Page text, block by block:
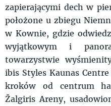
zapierającymi dech w
położone u zbiegu
w Kownie, gdzie
wyjątkowym i
towarzystwie
ibis Styles Kaunas
kroków od centrum
Žalgiris Areny,